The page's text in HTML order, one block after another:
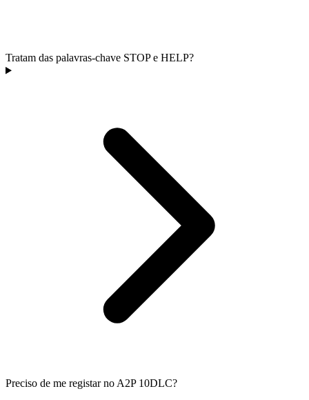
Tratam das palavras-chave STOP e HELP?
Preciso de me registar no A2P 10DLC?